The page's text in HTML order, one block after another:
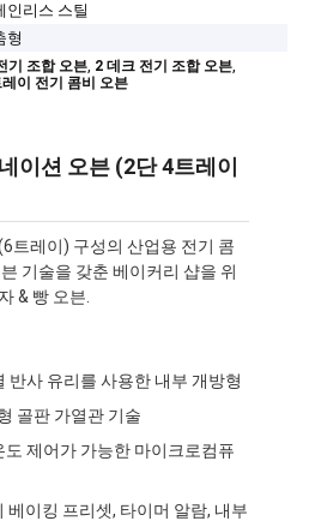
인리스 스틸
형
기 조합 오븐, 2 데크 전기 조합 오븐,
이 전기 콤비 오븐
이션 오븐 (2단 4트레이
트레이) 구성의 산업용 전기 콤
기술을 갖춘 베이커리 샵을 위
& 빵 오븐.
반사 유리를 사용한 내부 개방형
골판 가열관 기술
도 제어가 가능한 마이크로컴퓨
베이킹 프리셋, 타이머 알람, 내부